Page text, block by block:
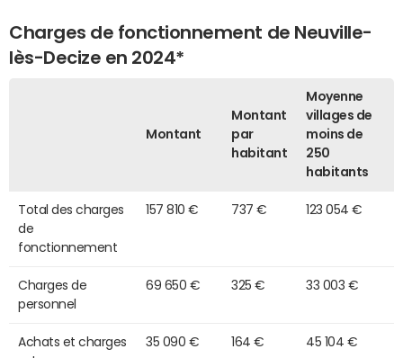
Charges de fonctionnement de Neuville-
lès-Decize en 2024*
Montant
Montant
par
habitant
Moyenne
villages de
moins de
250
habitants
Total des charges
de
fonctionnement
157 810 € 737 € 123 054 €
Charges de
personnel
69 650 € 325 € 33 003 €
Achats et charges
35 090 € 164 € 45 104 €